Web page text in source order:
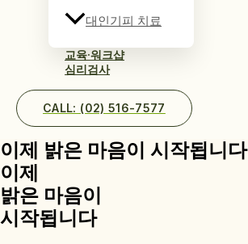
대인기피 치료
교육·워크샵
심리검사
CALL: (02) 516-7577
이제 밝은 마음이 시작됩니다
이제
밝은 마음이
시작됩니다